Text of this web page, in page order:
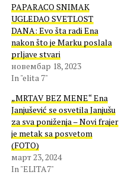
PAPARACO SNIMAK
UGLEDAO SVETLOST
DANA: Evo šta radi Ena
nakon što je Marku poslala
prljave stvari
новембар 18, 2023
In "elita 7"
„MRTAV BEZ MENE“ Ena
Janjušević se osvetila Janjušu
za sva poniženja – Novi frajer
je metak sa posvetom
(FOTO)
март 23, 2024
In "ELITA7"